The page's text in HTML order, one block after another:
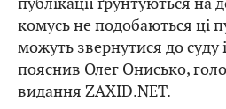
комусь не подобаються ці
можуть звернутися до суду
пояснив Олег Онисько,
видання ZAXID.NET.